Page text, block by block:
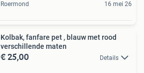
Roermond 16 mei 26
Kolbak, fanfare pet , blauw met rood
verschillende maten
€ 25,00 Details